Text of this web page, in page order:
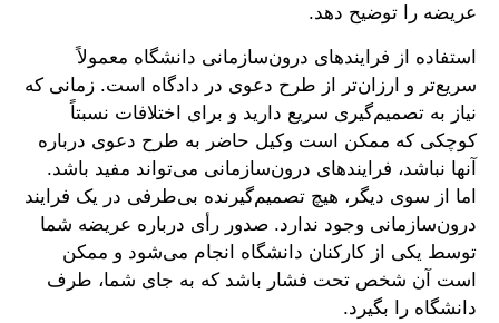
عریضه را توضیح دهد.
استفاده از فرایندهای درون‌سازمانی دانشگاه معمولاً
سریع‌تر و ارزان‌تر از طرح دعوی در دادگاه است. زمانی که
نیاز به تصمیم‌گیری سریع دارید و برای اختلافات نسبتاً
کوچکی که ممکن است وکیل حاضر به طرح دعوی درباره
آنها نباشد، فرایندهای درون‌سازمانی می‌تواند مفید باشد.
اما از سوی دیگر، هیچ تصمیم‌گیرنده بی‌طرفی در یک فرایند
درون‌سازمانی وجود ندارد. صدور رأی درباره عریضه شما
توسط یکی از کارکنان دانشگاه انجام می‌شود و ممکن
است آن شخص تحت فشار باشد که به جای شما، طرف
دانشگاه را بگیرد.